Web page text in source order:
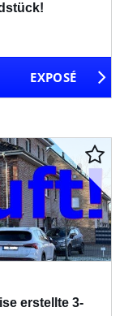
erstellte 3-